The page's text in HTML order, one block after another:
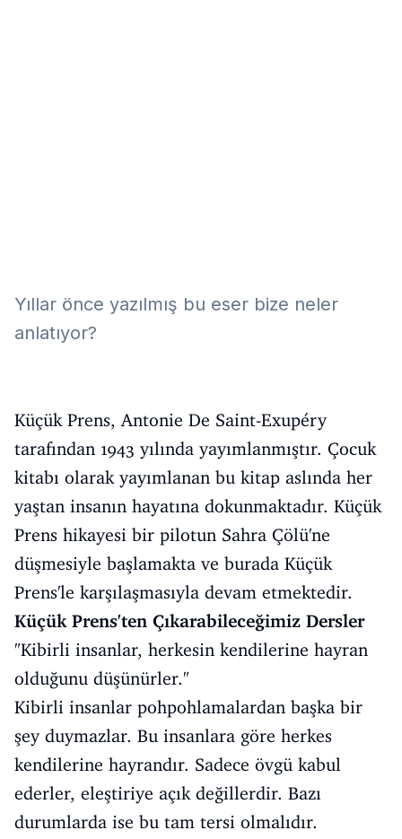
Yıllar önce yazılmış bu eser bize neler
anlatıyor?
Küçük Prens, Antonie De Saint-Exupéry
tarafından 1943 yılında yayımlanmıştır. Çocuk
kitabı olarak yayımlanan bu kitap aslında her
yaştan insanın hayatına dokunmaktadır. Küçük
Prens hikayesi bir pilotun Sahra Çölü'ne
düşmesiyle başlamakta ve burada Küçük
Prens'le karşılaşmasıyla devam etmektedir.
Küçük Prens'ten Çıkarabileceğimiz Dersler
"Kibirli insanlar, herkesin kendilerine hayran
olduğunu düşünürler."
Kibirli insanlar pohpohlamalardan başka bir
şey duymazlar. Bu insanlara göre herkes
kendilerine hayrandır. Sadece övgü kabul
ederler, eleştiriye açık değillerdir. Bazı
durumlarda ise bu tam tersi olmalıdır.